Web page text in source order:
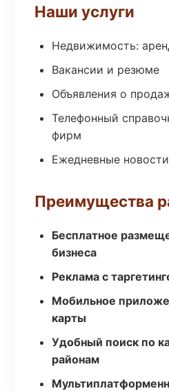
Наши услуги
Недвижимость:
Вакансии и резюме
Объявления о
Телефонный
фирм
Ежедневные
Преимущества
Бесплатное
бизнеса
Реклама с
Мобильное
карты
Удобный поиск по
районам